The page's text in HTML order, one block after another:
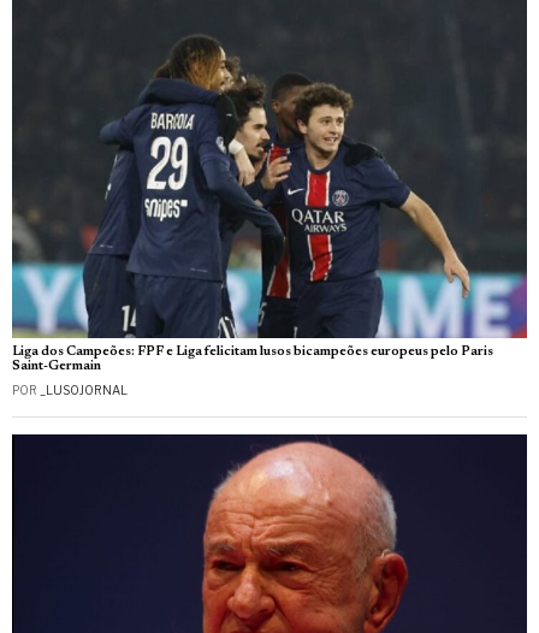
Liga dos Campeões: FPF e Liga felicitam lusos bicampeões europeus pelo Paris
Saint-Germain
POR _LUSOJORNAL